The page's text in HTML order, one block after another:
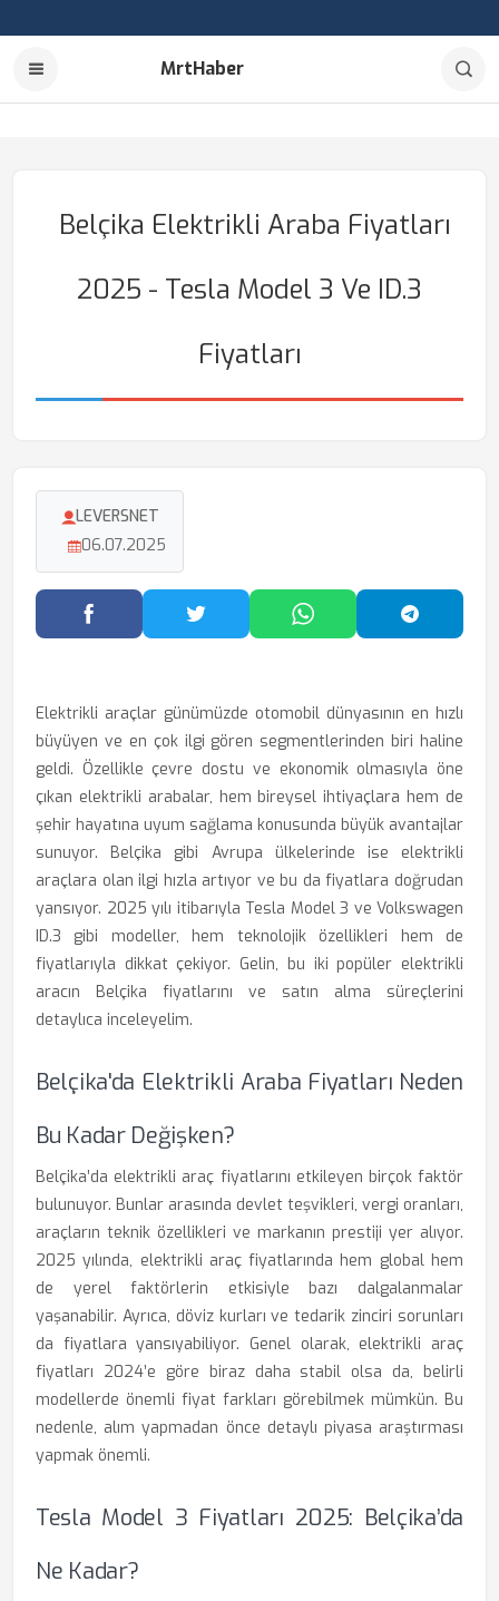
MrtHaber
Belçika Elektrikli Araba Fiyatları
2025 - Tesla Model 3 Ve ID.3
Fiyatları
LEVERSNET
06.07.2025
Facebook'ta PaylaşTwitter'da PaylaşWhatsApp'ta Paylaş
Elektrikli araçlar günümüzde otomobil dünyasının en hızlı
büyüyen ve en çok ilgi gören segmentlerinden biri haline
geldi. Özellikle çevre dostu ve ekonomik olmasıyla öne
çıkan elektrikli arabalar, hem bireysel ihtiyaçlara hem de
şehir hayatına uyum sağlama konusunda büyük avantajlar
sunuyor. Belçika gibi Avrupa ülkelerinde ise elektrikli
araçlara olan ilgi hızla artıyor ve bu da fiyatlara doğrudan
yansıyor. 2025 yılı itibarıyla Tesla Model 3 ve Volkswagen
ID.3 gibi modeller, hem teknolojik özellikleri hem de
fiyatlarıyla dikkat çekiyor. Gelin, bu iki popüler elektrikli
aracın Belçika fiyatlarını ve satın alma süreçlerini
detaylıca inceleyelim.
Belçika'da Elektrikli Araba Fiyatları Neden
Bu Kadar Değişken?
Belçika’da elektrikli araç fiyatlarını etkileyen birçok faktör
bulunuyor. Bunlar arasında devlet teşvikleri, vergi oranları,
araçların teknik özellikleri ve markanın prestiji yer alıyor.
2025 yılında, elektrikli araç fiyatlarında hem global hem
de yerel faktörlerin etkisiyle bazı dalgalanmalar
yaşanabilir. Ayrıca, döviz kurları ve tedarik zinciri sorunları
da fiyatlara yansıyabiliyor. Genel olarak, elektrikli araç
fiyatları 2024’e göre biraz daha stabil olsa da, belirli
modellerde önemli fiyat farkları görebilmek mümkün. Bu
nedenle, alım yapmadan önce detaylı piyasa araştırması
yapmak önemli.
Tesla Model 3 Fiyatları 2025: Belçika’da
Ne Kadar?